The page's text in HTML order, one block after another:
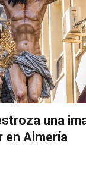
una
en Almería